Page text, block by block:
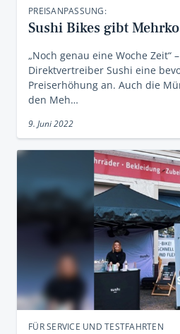
PREISANPASSUNG:
Sushi Bikes gibt
„Noch genau eine Woche Zeit“
Direktvertreiber Sushi eine
Preiserhöhung an. Auch die
den Meh…
9. Juni 2022
FÜR SERVICE UND TESTFAHRTEN